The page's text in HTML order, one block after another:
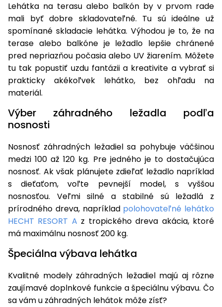
Lehátka na terasu alebo balkón by v prvom rade
mali byť dobre skladovateľné. Tu sú ideálne už
spomínané skladacie lehátka. Výhodou je to, že na
terase alebo balkóne je ležadlo lepšie chránené
pred nepriazňou počasia alebo UV žiarením. Môžete
tu tak popustiť uzdu fantázii a kreativite a vybrať si
prakticky akékoľvek lehátko, bez ohľadu na
materiál.
Výber záhradného ležadla podľa
nosnosti
Nosnosť záhradných ležadiel sa pohybuje väčšinou
medzi 100 až 120 kg. Pre jedného je to dostačujúca
nosnosť. Ak však plánujete zdieľať ležadlo napríklad
s dieťaťom, voľte pevnejší model, s vyššou
nosnosťou. Veľmi silné a stabilné sú ležadlá z
prírodného dreva, napríklad polohovateľné lehátko
HECHT RESORT A z tropického dreva akácia, ktoré
má maximálnu nosnosť 200 kg.
Špeciálna výbava lehátka
Kvalitné modely záhradných ležadiel majú aj rôzne
zaujímavé doplnkové funkcie a špeciálnu výbavu. Čo
sa vám u záhradných lehátok môže zísť?